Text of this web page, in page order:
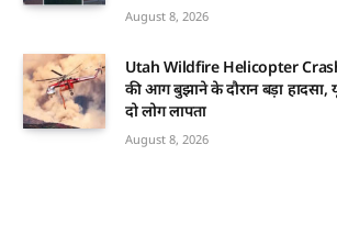
August 8, 2026
Utah Wildfire Helicopter
की आग बुझाने के दौरान बड़ा हादसा,
दो लोग लापता
August 8, 2026